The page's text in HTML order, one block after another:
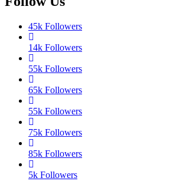
45k Followers
14k Followers
55k Followers
65k Followers
55k Followers
75k Followers
85k Followers
5k Followers